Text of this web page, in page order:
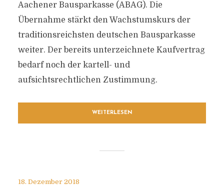
Aachener Bausparkasse (ABAG). Die
Übernahme stärkt den Wachstumskurs der
traditionsreichsten deutschen Bausparkasse
weiter. Der bereits unterzeichnete Kaufvertrag
bedarf noch der kartell- und
aufsichtsrechtlichen Zustimmung.
WEITERLESEN
18. Dezember 2018